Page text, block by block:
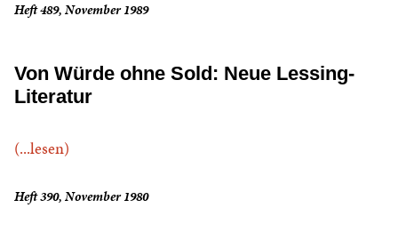
Heft 489, November 1989
Von Würde ohne Sold: Neue Lessing-
Literatur
(...lesen)
Heft 390, November 1980